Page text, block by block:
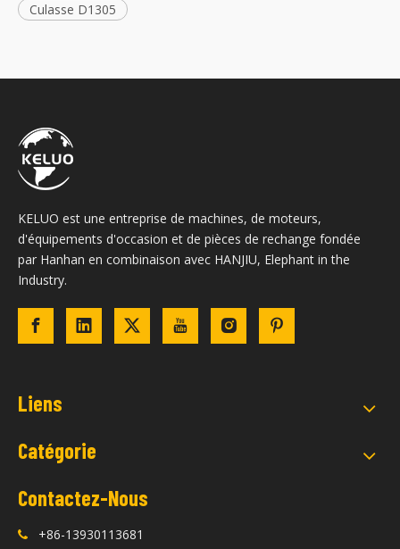
Culasse D1305
KELUO est une entreprise de machines, de moteurs,
d'équipements d'occasion et de pièces de rechange fondée
par Hanhan en combinaison avec HANJIU, Elephant in the
Industry.
Liens
Catégorie
Contactez-Nous
 +86-13930113681